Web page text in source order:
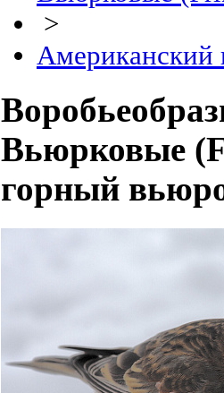
>
Американский
Вьюрковые
горный